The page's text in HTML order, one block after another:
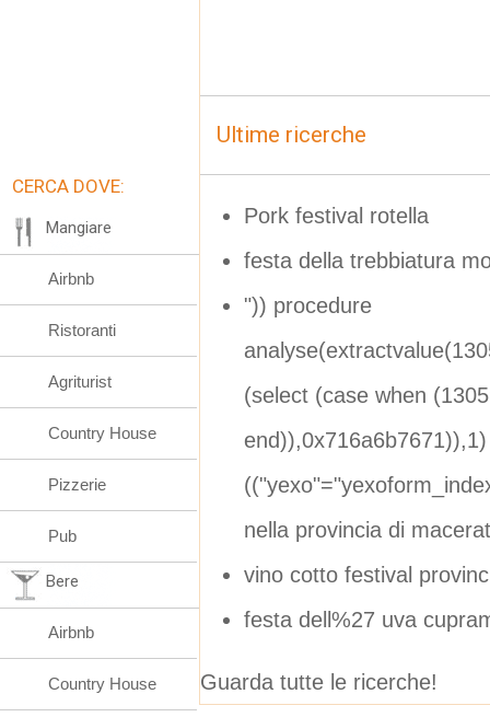
Ultime ricerche
Pork festival rotella
festa della trebbiatura
")) procedure
(select (case when
nella provincia di
vino cotto festival
festa dell%27 uva
Guarda tutte le ricerche!
CERCA DOVE:
Mangiare
Airbnb
Ristoranti
Agriturist
Country House
Pizzerie
Pub
Bere
Airbnb
Country House